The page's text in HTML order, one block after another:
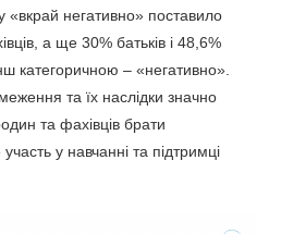
«вкрай негативно» поставило
а ще 30% батьків і 48,6%
категоричною – «негативно».
та їх наслідки значно
та фахівців брати
у навчанні та підтримці